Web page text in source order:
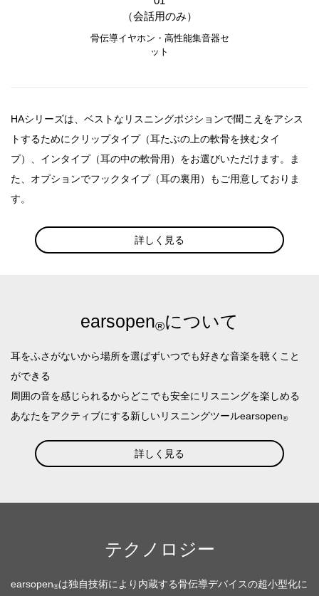
（会話用のみ）
骨伝導イヤホン・高性能集音器セ
ット
HAシリーズは、ベストなリスニングポジションで聞こえをアシス
トするためにクリップタイプ（耳たぶの上の軟骨を挟むタイ
プ）、 インタイプ（耳の中の軟骨用）をお選びいただけます。
ま
た、オプションでフックタイプ（耳の裏用）もご用意しておりま
す。
詳しく見る
earsopen®について
耳をふさがないから場所を選ばずいつでも好きな音楽を聴くこと
ができる
周囲の音を感じられるからどこでも安全にリスニングを楽しめる
あなたをアクティブにする新しいリスニングツールearsopen®
詳しく見る
テクノロジー
earsopen®は独自技術により内蔵する骨伝導デバイスの超小型化に